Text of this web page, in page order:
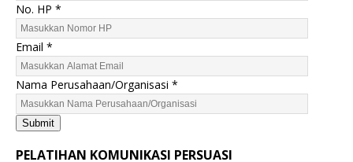
m
a
E
m
a
i
l
J
No. HP *
Email *
Nama Perusahaan/Organisasi *
Submit
PELATIHAN KOMUNIKASI PERSUASI